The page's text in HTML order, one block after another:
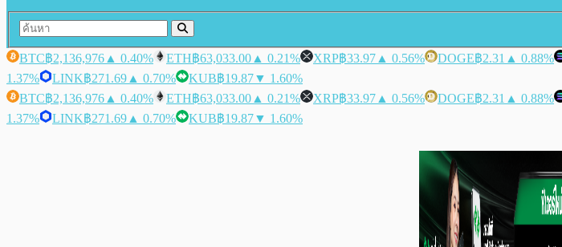
BTC฿2,136,976 ▲ 0.40% ETH฿63,033.00 ▲ 0.21% XRP฿33.97 ▲ 0.56% DOGE฿2.31 ▲ 0.88%
1.37%
LINK฿271.69 ▲ 0.70% KUB฿19.87▼ 1.60%
BTC฿2,136,976 ▲ 0.40% ETH฿63,033.00 ▲ 0.21% XRP฿33.97 ▲ 0.56% DOGE฿2.31 ▲ 0.88%
1.37%
LINK฿271.69 ▲ 0.70% KUB฿19.87▼ 1.60%